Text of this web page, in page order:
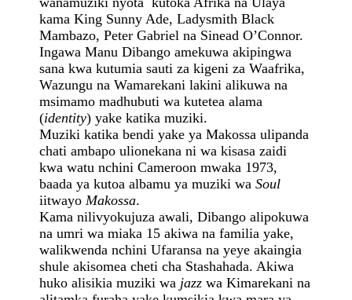
kama King Sunny Ade, Ladysmith Black
Mambazo, Peter Gabriel na Sinead O’Connor.
Ingawa Manu Dibango amekuwa akipingwa
sana kwa kutumia sauti za kigeni za Waafrika,
Wazungu na Wamarekani lakini alikuwa na
msimamo madhubuti wa kutetea alama
(identity) yake katika muziki.
Muziki katika bendi yake ya Makossa ulipanda
chati ambapo ulionekana ni wa kisasa zaidi
kwa watu nchini Cameroon mwaka 1973,
baada ya kutoa albamu ya muziki wa Soul
iitwayo Makossa.
Kama nilivyokujuza awali, Dibango alipokuwa
na umri wa miaka 15 akiwa na familia yake,
walikwenda nchini Ufaransa na yeye akaingia
shule akisomea cheti cha Stashahada. Akiwa
huko alisikia muziki wa jazz wa Kimarekani na